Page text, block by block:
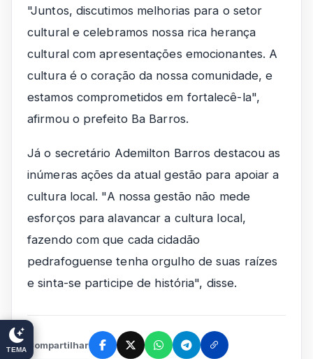
TEMA
"Juntos, discutimos melhorias para o setor
cultural e celebramos nossa rica herança
cultural com apresentações emocionantes. A
cultura é o coração da nossa comunidade, e
estamos comprometidos em fortalecê-la",
afirmou o prefeito Ba Barros.
Já o secretário Ademilton Barros destacou as
inúmeras ações da atual gestão para apoiar a
cultura local. "A nossa gestão não mede
esforços para alavancar a cultura local,
fazendo com que cada cidadão
pedrafoguense tenha orgulho de suas raízes
e sinta-se participe de história", disse.
Compartilhar